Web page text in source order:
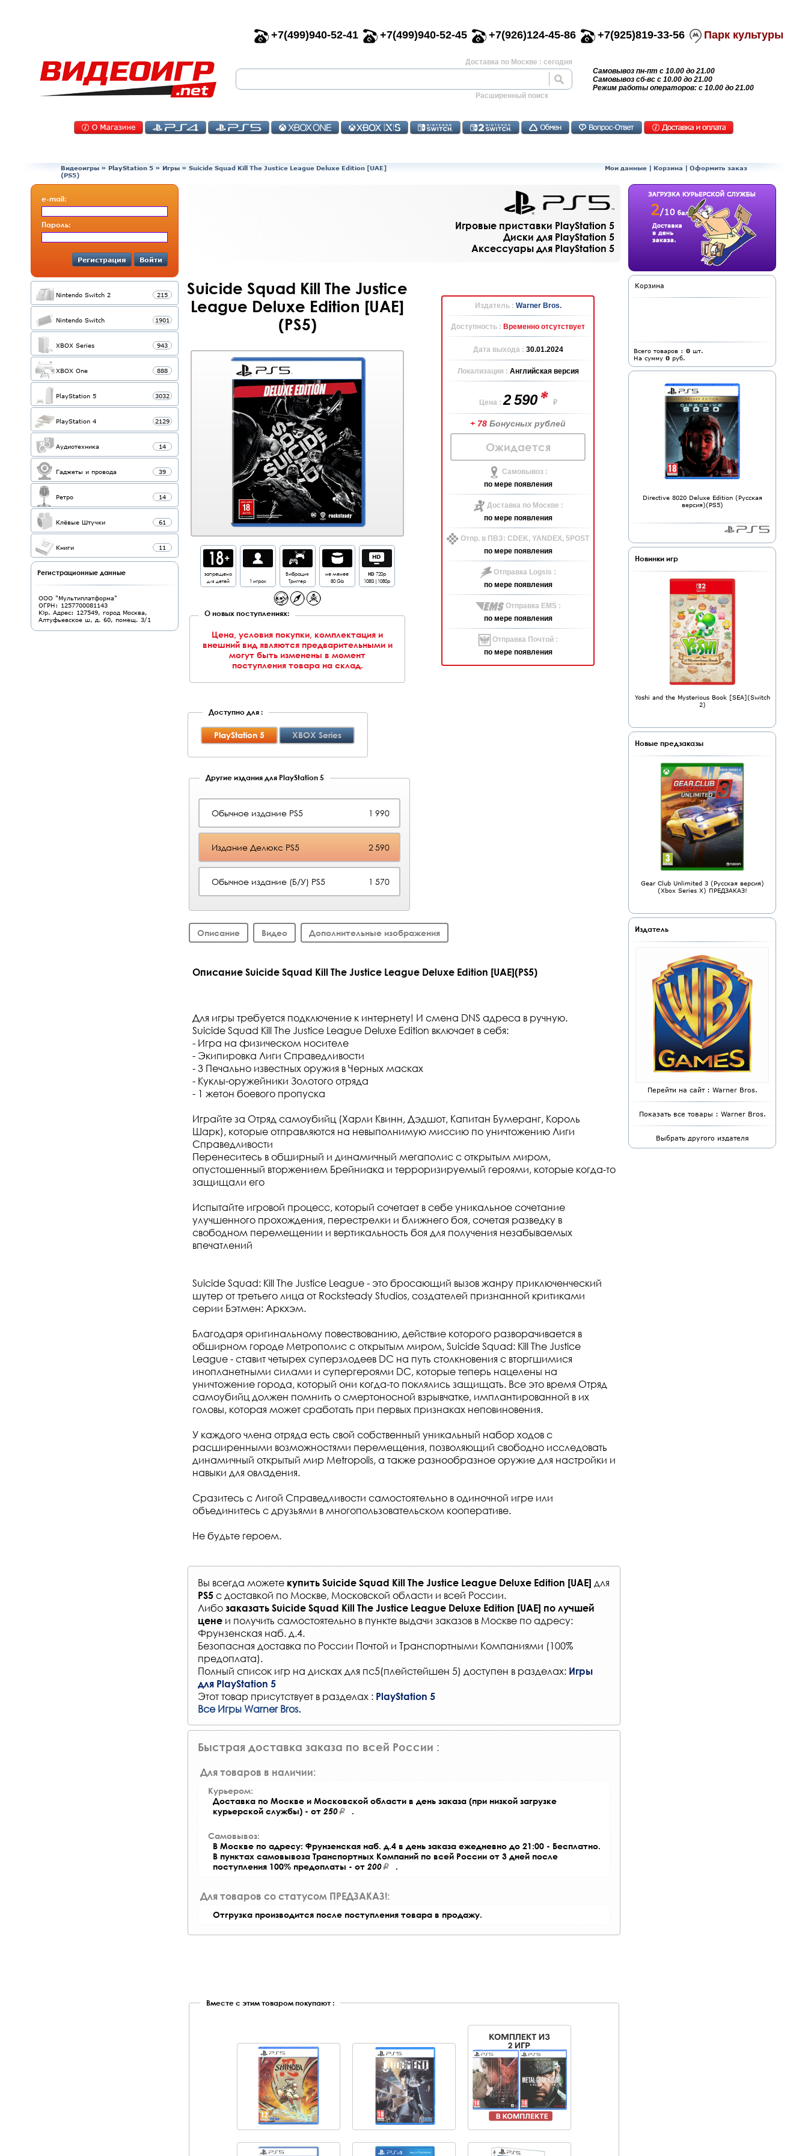
+7(499)940-52-41 +7(499)940-52-45 +7(926)124-45-86 +7(925)819-33-56 Парк культуры
Доставка по Москве : сегодня
Расширенный поиск
Самовывоз пн-пт с 10.00 до 21.00
Самовывоз сб-вс с 10.00 до 21.00
Режим работы операторов: с 10.00 до 21.00
Видеоигры » PlayStation 5 » Игры » Suicide Squad Kill The Justice League Deluxe Edition [UAE]
(PS5)
Мои данные | Корзина | Оформить заказ
e-mail:
Пароль:
Регистрация Войти
Nintendo Switch 2 215
Nintendo Switch 1901
XBOX Series 943
XBOX One 888
PlayStation 5 3032
PlayStation 4 2129
Аудиотехника 14
Гаджеты и провода 39
Ретро 14
Клёвые Штучки 61
Книги 11
Регистрационные данные
ООО "Мультиплатформа"
ОГРН: 1257700081143
Юр. Адрес: 127549, город Москва,
Алтуфьевское ш, д. 60, помещ. 3/1
Игровые приставки PlayStation 5
Диски для PlayStation 5
Аксессуары для PlayStation 5
Suicide Squad Kill The Justice
League Deluxe Edition [UAE]
(PS5)
запрещено
для детей
1 игрок
Вибрация
Триггер
не менее
80 Gb
HD720p
1080i|1080p
О новых поступлениях:
Цена, условия покупки, комплектация и
внешний вид являются предварительными и
могут быть изменены в момент
поступления товара на склад.
Издатель : Warner Bros.
Доступность : Временно отсутствует
Дата выхода : 30.01.2024
Локализация : Английская версия
Цена :2 590* ₽
+ 78 Бонусных рублей
Ожидается
Самовывоз :
по мере появления
Доставка по Москве :
по мере появления
Отпр. в ПВЗ: CDEK, YANDEX, 5POST
по мере появления
Отправка Logsis :
по мере появления
Отправка EMS :
по мере появления
Отправка Почтой :
по мере появления
Доступно для :
PlayStation 5 XBOX Series
Другие издания для PlayStation 5
Обычное издание PS5 1 990
Издание Делюкс PS5 2 590
Обычное издание (Б/У) PS5 1 570
Описание Видео Дополнительные изображения
Описание Suicide Squad Kill The Justice League Deluxe Edition [UAE](PS5)
Для игры требуется подключение к интернету! И смена DNS адреса в ручную.
Suicide Squad Kill The Justice League Deluxe Edition включает в себя:
- Игра на физическом носителе
- Экипировка Лиги Справедливости
- 3 Печально известных оружия в Черных масках
- Куклы-оружейники Золотого отряда
- 1 жетон боевого пропуска
Играйте за Отряд самоубийц (Харли Квинн, Дэдшот, Капитан Бумеранг, Король
Шарк), которые отправляются на невыполнимую миссию по уничтожению Лиги
Справедливости
Перенеситесь в обширный и динамичный мегаполис с открытым миром,
опустошенный вторжением Брейниака и терроризируемый героями, которые когда-то
защищали его
Испытайте игровой процесс, который сочетает в себе уникальное сочетание
улучшенного прохождения, перестрелки и ближнего боя, сочетая разведку в
свободном перемещении и вертикальность боя для получения незабываемых
впечатлений
Suicide Squad: Kill The Justice League - это бросающий вызов жанру приключенческий
шутер от третьего лица от Rocksteady Studios, создателей признанной критиками
серии Бэтмен: Аркхэм.
Благодаря оригинальному повествованию, действие которого разворачивается в
обширном городе Метрополис с открытым миром, Suicide Squad: Kill The Justice
League - ставит четырех суперзлодеев DC на путь столкновения с вторгшимися
инопланетными силами и супергероями DC, которые теперь нацелены на
уничтожение города, который они когда-то поклялись защищать. Все это время Отряд
самоубийц должен помнить о смертоносной взрывчатке, имплантированной в их
головы, которая может сработать при первых признаках неповиновения.
У каждого члена отряда есть свой собственный уникальный набор ходов с
расширенными возможностями перемещения, позволяющий свободно исследовать
динамичный открытый мир Metropolis, а также разнообразное оружие для настройки и
навыки для овладения.
Сразитесь с Лигой Справедливости самостоятельно в одиночной игре или
объединитесь с друзьями в многопользовательском кооперативе.
Не будьте героем.
Вы всегда можете купить Suicide Squad Kill The Justice League Deluxe Edition [UAE] для
PS5 с доставкой по Москве, Московской области и всей России.
Либо заказать Suicide Squad Kill The Justice League Deluxe Edition [UAE] по лучшей
цене и получить самостоятельно в пункте выдачи заказов в Москве по адресу:
Фрунзенская наб. д.4.
Безопасная доставка по России Почтой и Транспортными Компаниями (100%
предоплата).
Полный список игр на дисках для пс5(плейстейшен 5) доступен в разделах: Игры
для PlayStation 5
Этот товар присутствует в разделах : PlayStation 5
Все Игры Warner Bros.
Быстрая доставка заказа по всей России :
Для товаров в наличии:
Курьером:
Доставка по Москве и Московской области в день заказа (при низкой загрузке
курьерской службы) - от 250 .
Самовывоз:
В Москве по адресу: Фрунзенская наб. д.4 в день заказа ежедневно до 21:00 - Бесплатно.
В пунктах самовывоза Транспортных Компаний по всей России от 3 дней после
поступления 100% предоплаты - от 200 .
Для товаров со статусом ПРЕДЗАКАЗ!:
Отгрузка производится после поступления товара в продажу.
Вместе с этим товаром покупают :
Корзина
Всего товаров : 0 шт.
На сумму 0 руб.
Directive 8020 Deluxe Edition (Русская
версия)(PS5)
Новинки игр
Yoshi and the Mysterious Book [SEA](Switch
2)
Новые предзаказы
Gear Club Unlimited 3 (Русская версия)
(Xbox Series X) ПРЕДЗАКАЗ!
Издатель
Перейти на сайт : Warner Bros.
Показать все товары : Warner Bros.
Выбрать другого издателя